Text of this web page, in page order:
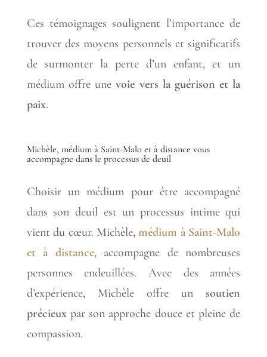
Ces témoignages soulignent l’importance de
trouver des moyens personnels et significatifs
de surmonter la perte d’un enfant, et un
médium offre unevoie vers la guérison et la
paix.
Michèle, médium à Saint-Malo et à distance vous
accompagne dans le processus de deuil
Choisir un médium pour être accompagné
dans son deuil est un processus intime qui
vient du cœur. Michèle,médium à Saint-Malo
et à distance, accompagne de nombreuses
personnes endeuillées. Avec des années
d’expérience, Michèle offre un soutien
précieuxpar son approche douce et pleine de
compassion.